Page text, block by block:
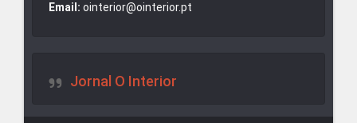
Email: ointerior@ointerior.pt
Jornal O Interior